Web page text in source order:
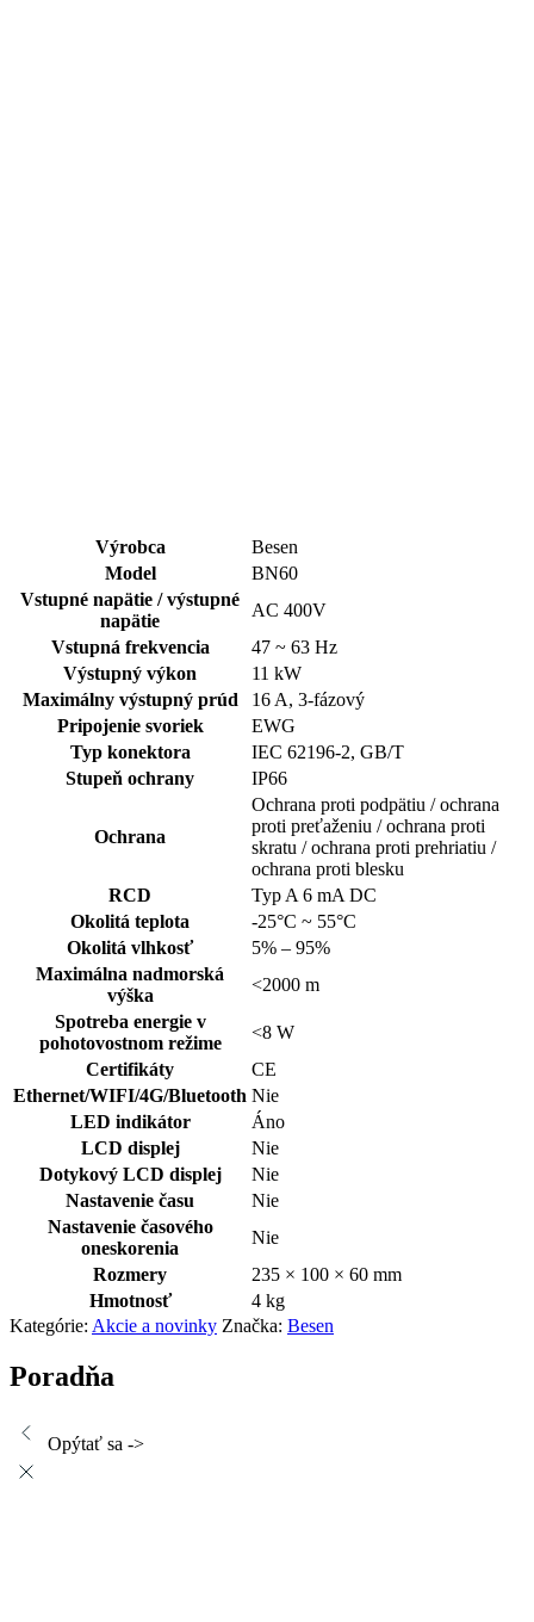
Výrobca
Besen
Model
BN60
Vstupné napätie / výstupné
napätie
AC 400V
Vstupná frekvencia
47 ~ 63 Hz
Výstupný výkon
11 kW
Maximálny výstupný prúd
16 A, 3-fázový
Pripojenie svoriek
EWG
Typ konektora
IEC 62196-2, GB/T
Stupeň ochrany
IP66
Ochrana
Ochrana proti podpätiu / ochrana
proti preťaženiu / ochrana proti
skratu / ochrana proti prehriatiu /
ochrana proti blesku
RCD
Typ A 6 mA DC
Okolitá teplota
-25°C ~ 55°C
Okolitá vlhkosť
5% – 95%
Maximálna nadmorská
výška
<2000 m
Spotreba energie v
pohotovostnom režime
<8 W
Certifikáty
CE
Ethernet/WIFI/4G/Bluetooth Nie
LED indikátor
Áno
LCD displej
Nie
Dotykový LCD displej
Nie
Nastavenie času
Nie
Nastavenie časového
oneskorenia
Nie
Rozmery
235 × 100 × 60 mm
Hmotnosť
4 kg
Kategórie: Akcie a novinky Značka: Besen
Poradňa
Opýtať sa ->